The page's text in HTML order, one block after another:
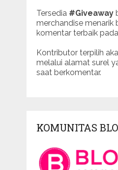
Tersedia #Giveaway
merchandise menarik
komentar terbaik
Kontributor terpilih
melalui alamat surel
saat berkomentar.
KOMUNITAS